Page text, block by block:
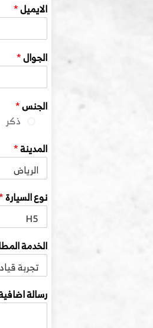
الايميل*
الجوال*
الجنس*
ذكر
المدينة*
نوع السيارة
الخدمة
رسالة